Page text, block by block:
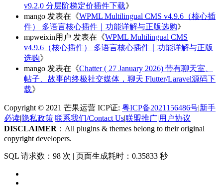
v9.2.0 分层阶梯定价插件下载》
mango 发表在《WPML Multilingual CMS v4.9.6（核心插
件） 多语言核心插件｜功能详解与正版选购》
mpweixin用户 发表在《WPML Multilingual CMS
v4.9.6（核心插件） 多语言核心插件｜功能详解与正版
选购》
mango 发表在《Chatter ( 27 January 2026) 带有聊天室、
帖子、故事的终极社交媒体，聊天 Flutter/Laravel源码下
载》
Copyright © 2021 芒果运营 ICP证: 粤ICP备2021156486号|新手
必读|隐私政策|联系我们/Contact Us|联盟推广|用户协议
DISCLAIMER ：All plugins & themes belong to their original
copyright developers.
SQL 请求数：98 次 | 页面生成耗时：0.35833 秒